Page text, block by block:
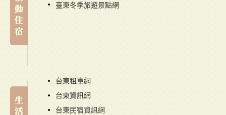
臺東冬季旅遊景點網
台東租車網
台東資訊網
台東民宿資訊網